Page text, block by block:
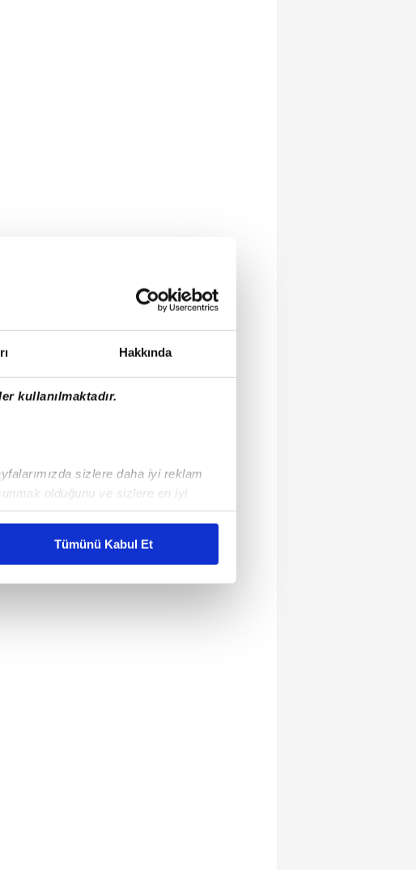
Hakkında
kullanılmaktadır.
sizlere daha iyi reklam
olduğunu ve sizlere en iyi
maliyetlerimizi karşılamak
kullanılacaktır.
ilişkin detaylı bilgi için Ayarlar
okumak ve sitemizde ilgili
Tümünü Kabul Et